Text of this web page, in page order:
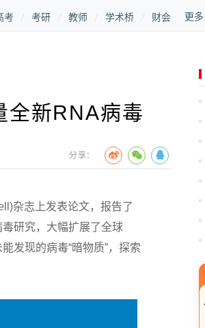
考 考研 教师 学术桥 财会 更多
全新RNA病毒
分享：
杂志上发表论文，报告了
研究，大幅扩展了全球
发现的病毒“暗物质”，探索